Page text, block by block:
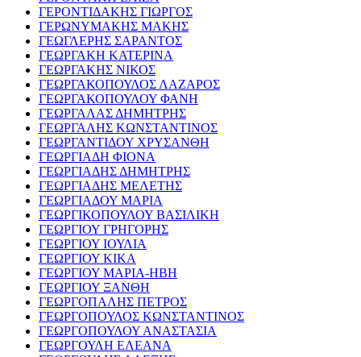
ΓΕΡΟΝΤΙΔΑΚΗΣ ΓΙΩΡΓΟΣ
ΓΕΡΩΝΥΜΑΚΗΣ ΜΑΚΗΣ
ΓΕΩΓΛΕΡΗΣ ΣΑΡΑΝΤΟΣ
ΓΕΩΡΓΑΚΗ ΚΑΤΕΡΙΝΑ
ΓΕΩΡΓΑΚΗΣ ΝΙΚΟΣ
ΓΕΩΡΓΑΚΟΠΟΥΛΟΣ ΛΑΖΑΡΟΣ
ΓΕΩΡΓΑΚΟΠΟΥΛΟΥ ΦΑΝΗ
ΓΕΩΡΓΑΛΑΣ ΔΗΜΗΤΡΗΣ
ΓΕΩΡΓΑΛΗΣ ΚΩΝΣΤΑΝΤΙΝΟΣ
ΓΕΩΡΓΑΝΤΙΔΟΥ ΧΡΥΣΑΝΘΗ
ΓΕΩΡΓΙΑΔΗ ΦΙΟΝΑ
ΓΕΩΡΓΙΑΔΗΣ ΔΗΜΗΤΡΗΣ
ΓΕΩΡΓΙΑΔΗΣ ΜΕΛΕΤΗΣ
ΓΕΩΡΓΙΑΔΟΥ ΜΑΡΙΑ
ΓΕΩΡΓΙΚΟΠΟΥΛΟΥ ΒΑΣΙΛΙΚΗ
ΓΕΩΡΓΙΟΥ ΓΡΗΓΟΡΗΣ
ΓΕΩΡΓΙΟΥ ΙΟΥΛΙΑ
ΓΕΩΡΓΙΟΥ ΚΙΚΑ
ΓΕΩΡΓΙΟΥ ΜΑΡΙΑ-ΗΒΗ
ΓΕΩΡΓΙΟΥ ΞΑΝΘΗ
ΓΕΩΡΓΟΠΑΛΗΣ ΠΕΤΡΟΣ
ΓΕΩΡΓΟΠΟΥΛΟΣ ΚΩΝΣΤΑΝΤΙΝΟΣ
ΓΕΩΡΓΟΠΟΥΛΟΥ ΑΝΑΣΤΑΣΙΑ
ΓΕΩΡΓΟΥΛΗ ΕΛΕΑΝΑ